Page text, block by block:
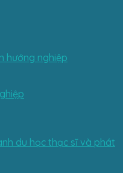
hướng nghiệp
du học thạc sĩ và phát